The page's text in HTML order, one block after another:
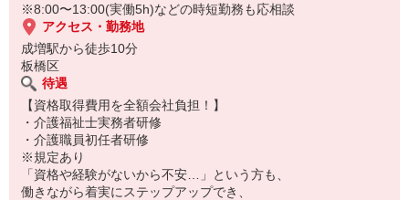
※8:00〜13:00(実働5h)などの時短勤務も応相談
アクセス・勤務地
成増駅から徒歩10分
板橋区
待遇
【資格取得費用を全額会社負担！】
・介護福祉士実務者研修
・介護職員初任者研修
※規定あり
「資格や経験がないから不安…」という方も、
働きながら着実にステップアップでき、